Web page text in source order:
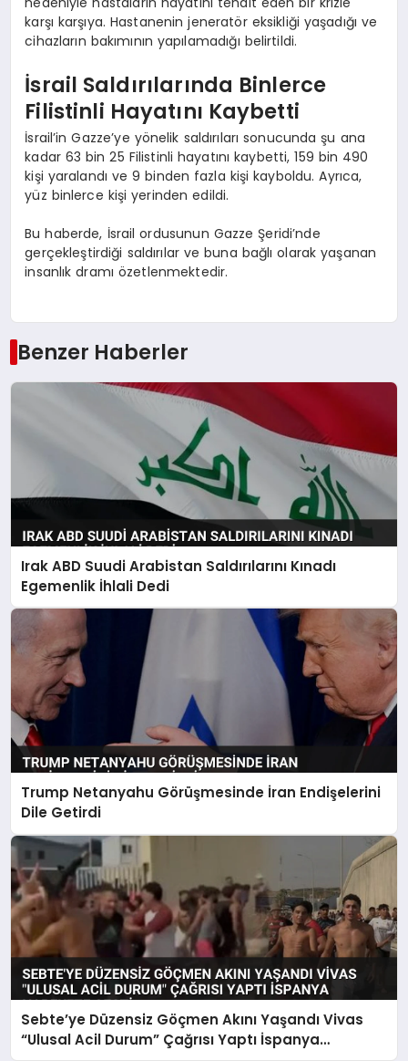
karşı karşıya. Hastanenin jeneratör eksikliği yaşadığı ve
cihazların bakımının yapılamadığı belirtildi.
İsrail Saldırılarında Binlerce
Filistinli Hayatını Kaybetti
İsrail’in Gazze’ye yönelik saldırıları sonucunda şu ana
kadar 63 bin 25 Filistinli hayatını kaybetti, 159 bin 490
kişi yaralandı ve 9 binden fazla kişi kayboldu. Ayrıca,
yüz binlerce kişi yerinden edildi.
Bu haberde, İsrail ordusunun Gazze Şeridi’nde
gerçekleştirdiği saldırılar ve buna bağlı olarak yaşanan
insanlık dramı özetlenmektedir.
Benzer Haberler
Irak ABD Suudi Arabistan Saldırılarını Kınadı
Egemenlik İhlali Dedi
Trump Netanyahu Görüşmesinde İran Endişelerini
Dile Getirdi
Sebte’ye Düzensiz Göçmen Akını Yaşandı Vivas
“Ulusal Acil Durum” Çağrısı Yaptı İspanya